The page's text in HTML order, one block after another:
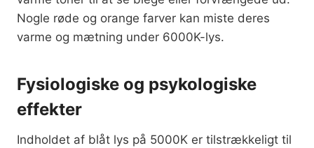
Nogle røde og orange farver kan miste deres
varme og mætning under 6000K-lys.
Fysiologiske og psykologiske
effekter
Indholdet af blåt lys på 5000K er tilstrækkeligt til